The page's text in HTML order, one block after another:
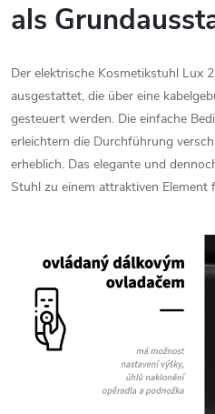
als
Der elektrische Kosmetikstuhl Lux
ausgestattet, die über eine
gesteuert werden. Die einfache
erleichtern die Durchführung
erheblich. Das elegante und
Stuhl zu einem attraktiven Element